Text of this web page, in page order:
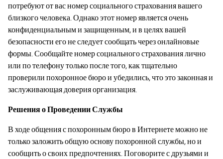
потребуют от вас номер социального страхования вашего
близкого человека. Однако этот номер является очень
конфиденциальным и защищенным, и в целях вашей
безопасности его не следует сообщать через онлайновые
формы. Сообщайте номер социального страхования лично
или по телефону только после того, как тщательно
проверили похоронное бюро и убедились, что это законная и
заслуживающая доверия организация.
Решения о Проведении Службы
В ходе общения с похоронным бюро в Интернете можно не
только заложить общую основу похоронной службы, но и
сообщить о своих предпочтениях. Поговорите с друзьями и